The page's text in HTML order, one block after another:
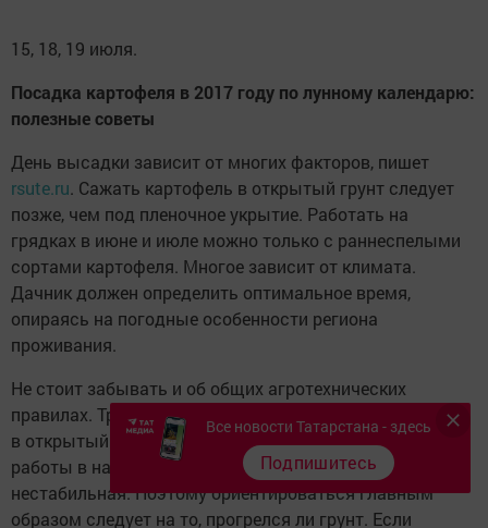
15, 18, 19 июля.
Посадка картофеля в 2017 году по лунному календарю:
полезные советы
День высадки зависит от многих факторов, пишет
rsute.ru. Сажать картофель в открытый грунт следует
позже, чем под пленочное укрытие. Работать на
грядках в июне и июле можно только с раннеспелыми
сортами картофеля. Многое зависит от климата.
Дачник должен определить оптимальное время,
опираясь на погодные особенности региона
проживания.
Не стоит забывать и об общих агротехнических
правилах. Традиционно картошку принято высаживать
в открытый грунт в конце апреля и завершать все
работы в начале мая, но в последние годы погода
нестабильная. Поэтому ориентироваться главным
образом следует на то, прогрелся ли грунт. Если
Все новости Татарстана - здесь
Подпишитесь